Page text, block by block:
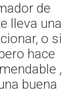
de
lleva una
o si
hace
,
buena